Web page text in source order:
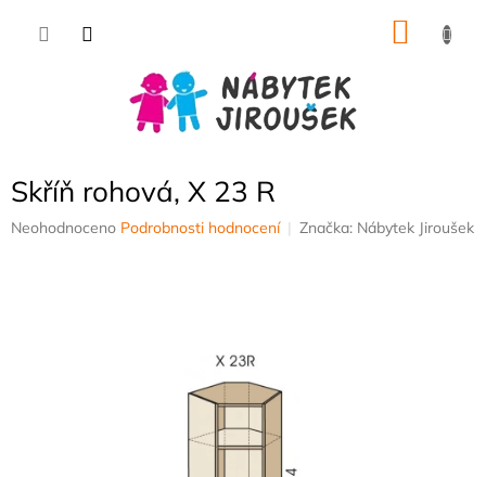
Skříň rohová, X 23 R
Průměrné
Neohodnoceno Podrobnosti hodnocení Značka: Nábytek Jiroušek